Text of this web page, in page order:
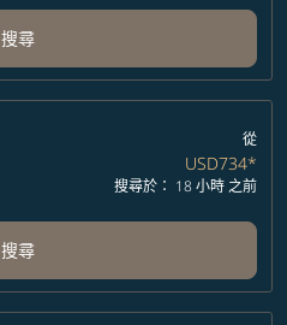
搜尋
從
USD734*
搜尋於： 18 小時 之前
搜尋